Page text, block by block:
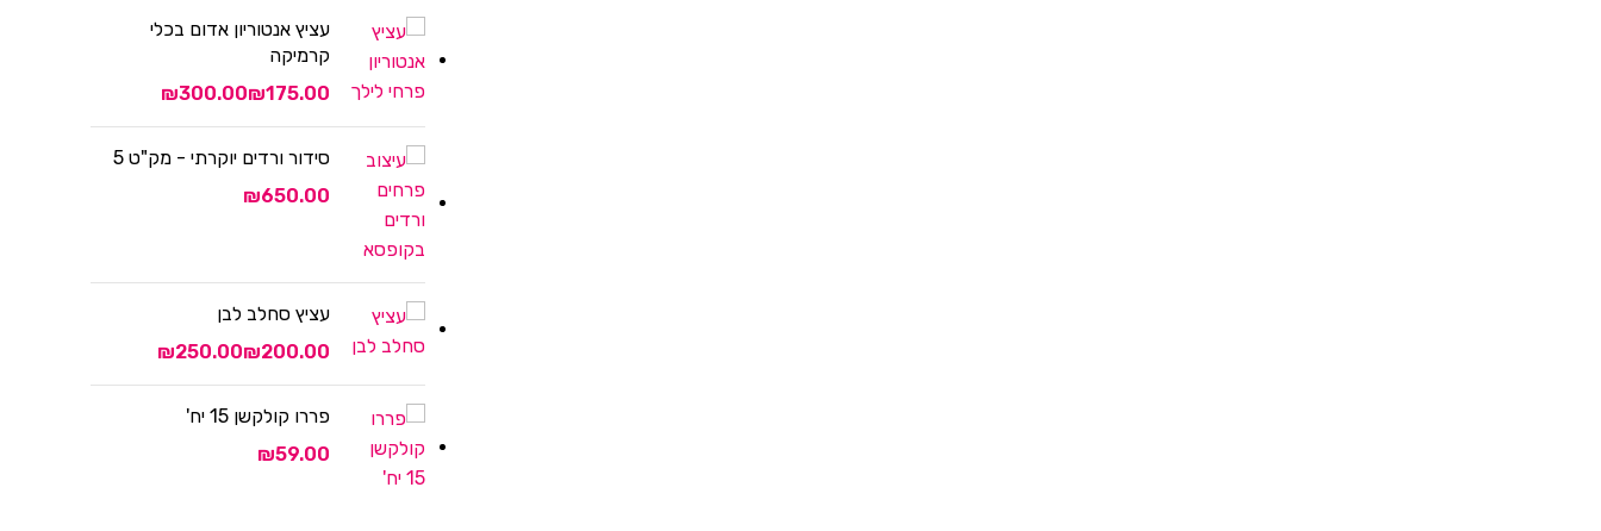
עציץ אנטוריון אדום בכלי
קרמיקה
₪
₪
סידור ורדים יוקרתי - מק"ט 5
₪
עציץ סחלב לבן
₪
₪
פררו קולקשן 15 יח'
₪